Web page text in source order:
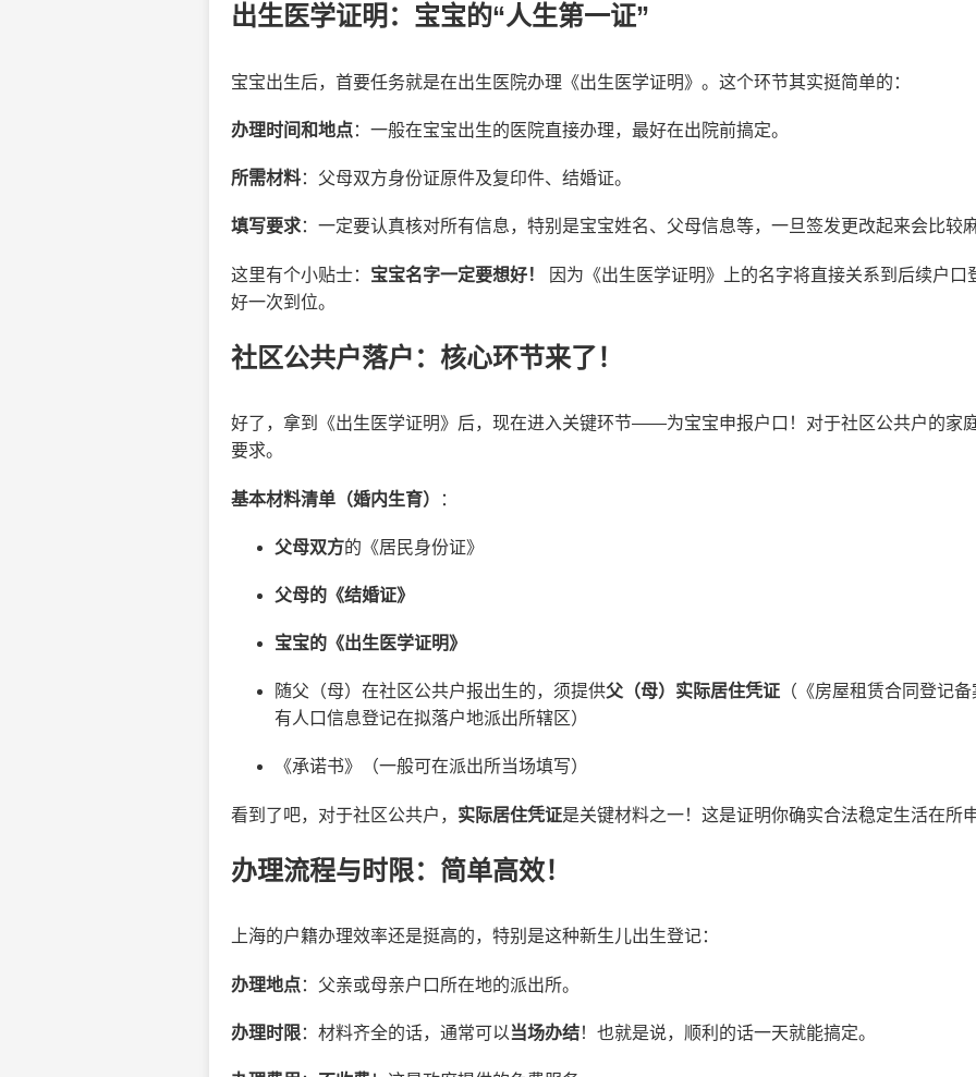
出生医学证明：宝宝的“人生第一证”
宝宝出生后，首要任务就是在出生医院办理《出生医学证明》。这个环节其实挺简单的：
办理时间和地点：一般在宝宝出生的医院直接办理，最好在出院前搞定。
所需材料：父母双方身份证原件及复印件、结婚证。
填写要求：一定要认真核对所有信息，特别是宝宝姓名、父母信息等，一旦签发更改起来会比较
这里有个小贴士： 宝宝名字一定要想好！
因为《出生医学证明》上的名字将直接关系到后续户
好一次到位。
社区公共户落户：核心环节来了！
好了，拿到《出生医学证明》后，现在进入关键环节——为宝宝申报户口！对于社区公共户的家
要求。
基本材料清单（婚内生育） ：
父母双方的《居民身份证》
父母的《结婚证》
宝宝的《出生医学证明》
随父（母）在社区公共户报出生的，须提供父（母）实际居住凭证 （《房屋租赁合同登记
有人口信息登记在拟落户地派出所辖区）
《承诺书》（一般可在派出所当场填写）
看到了吧，对于社区公共户， 实际居住凭证是关键材料之一！这是证明你确实合法稳定生活在所
办理流程与时限：简单高效！
上海的户籍办理效率还是挺高的，特别是这种新生儿出生登记：
办理地点：父亲或母亲户口所在地的派出所。
办理时限：材料齐全的话，通常可以 当场办结！也就是说，顺利的话一天就能搞定。